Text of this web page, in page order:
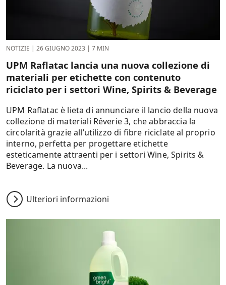
NOTIZIE | 26 GIUGNO 2023 | 7 MIN
UPM Raflatac lancia una nuova collezione di
materiali per etichette con contenuto
riciclato per i settori Wine, Spirits & Beverage
UPM Raflatac è lieta di annunciare il lancio della nuova
collezione di materiali Rêverie 3, che abbraccia la
circolarità grazie all’utilizzo di fibre riciclate al proprio
interno, perfetta per progettare etichette
esteticamente attraenti per i settori Wine, Spirits &
Beverage. La nuova...
Ulteriori informazioni